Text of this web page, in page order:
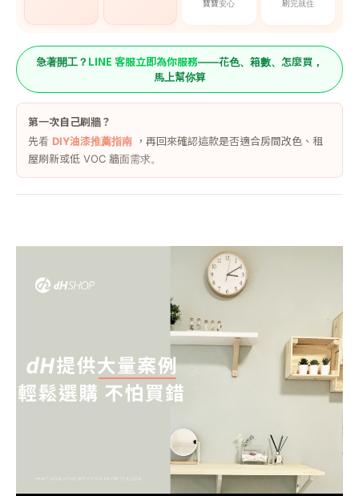
寶寶安心 刷完就住
急著開工？ LINE 客服立即為你服務——花色、箱數、怎麼買，
馬上幫你算
第一次自己刷牆？
先看 DIY油漆推薦指南 ，再回來確認這款是否適合房間改色、租
屋刷新或低 VOC 牆面需求。